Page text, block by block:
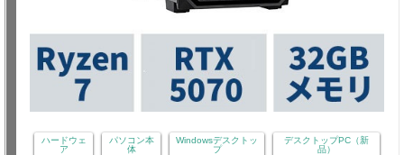
ハードウェ
ア
パソコン本
体
Windowsデスクトッ
プ
デスクトップPC（新
品）